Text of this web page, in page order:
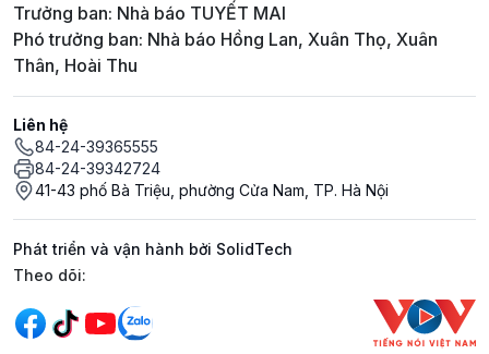
Trưởng ban: Nhà báo TUYẾT MAI
Phó trưởng ban: Nhà báo Hồng Lan, Xuân Thọ, Xuân
Thân, Hoài Thu
Liên hệ
84-24-39365555
84-24-39342724
41-43 phố Bà Triệu, phường Cửa Nam, TP. Hà Nội
Phát triển và vận hành bởi SolidTech
Mạng xã hội
Theo dõi: